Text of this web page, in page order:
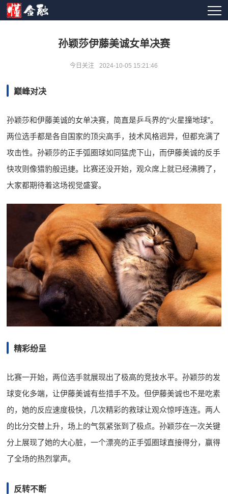
孙颖莎伊藤美诚女单决赛
今日关注 2024-10-05 15:21:46
巅峰对决
孙颖莎和伊藤美诚的女单决赛，简直是乒乓界的“火星撞地球”。
两位选手都是各自国家的顶尖高手，技术风格迥异，但都充满了
攻击性。孙颖莎的正手弧圈球如同猛虎下山，而伊藤美诚的反手
快攻则像猎豹般迅捷。比赛还没开始，观众席上就已经沸腾了，
大家都期待着这场视觉盛宴。
精彩纷呈
比赛一开始，两位选手就展现出了极高的竞技水平。孙颖莎的发
球变化多端，让伊藤美诚有些措手不及。但伊藤美诚也不是吃素
的，她的反应速度极快，几次精彩的救球让观众惊呼连连。两人
的比分交替上升，场上的气氛紧张到了极点。孙颖莎在一次关键
分上展现了她的大心脏，一个漂亮的正手弧圈球直接得分，赢得
了全场的热烈掌声。
反转不断